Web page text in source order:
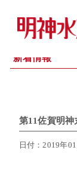
新着情報
第11佐賀明神
日付：2019年